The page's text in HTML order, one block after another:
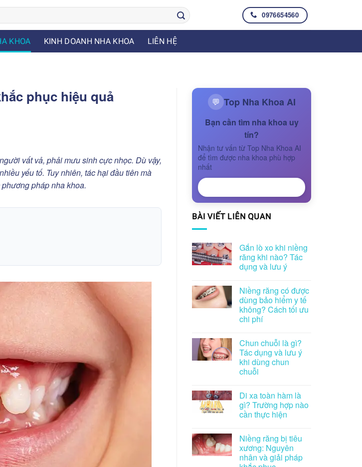
0976654560
KHOA KINH DOANH NHA KHOA LIÊN HỆ
phục hiệu quả
vất vả, phải mưu sinh cực nhọc. Dù vậy,
yếu tố. Tuy nhiên, tác hại đầu tiên mà
pháp nha khoa.
💬 Top Nha Khoa AI
Bạn cần tìm nha khoa uy
tín?
Nhận tư vấn từ Top Nha Khoa AI
để tìm được nha khoa phù hợp
nhất
BÀI VIẾT LIÊN QUAN
Gắn lò xo khi niềng
răng khi nào? Tác
dụng và lưu ý
Niềng răng có được
dùng bảo hiểm y tế
không? Cách tối ưu
chi phí
Chun chuỗi là gì?
Tác dụng và lưu ý
khi dùng chun
chuỗi
Di xa toàn hàm là
gì? Trường hợp nào
cần thực hiện
Niềng răng bị tiêu
xương: Nguyên
nhân và giải pháp